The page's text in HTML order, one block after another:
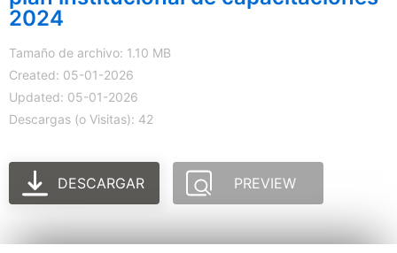
2024
Tamaño de archivo: 1.10 MB
Created: 05-01-2026
Updated: 05-01-2026
Descargas (o Visitas): 42
DESCARGAR PREVIEW